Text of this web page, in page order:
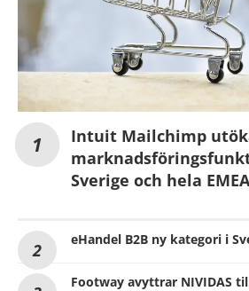
Intuit Mailchimp
Sverige och hela EMEA
eHandel B2B ny kategori i
Footway avyttrar NIVIDAS